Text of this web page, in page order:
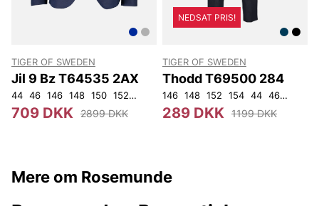
TIGER OF SWEDEN
Jil 9 Bz T64535 2AX
44 46 146 148 150 152 92 96 100 104 108
709 DKK 2899 DKK
NEDSAT PRIS!
TIGER OF SWEDEN
Thodd T69500 284
146 148 152 154 44 46 48
289 DKK 1199 DKK
Mere om Rosemunde